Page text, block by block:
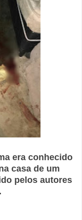
era conhecido
casa de um
pelos autores